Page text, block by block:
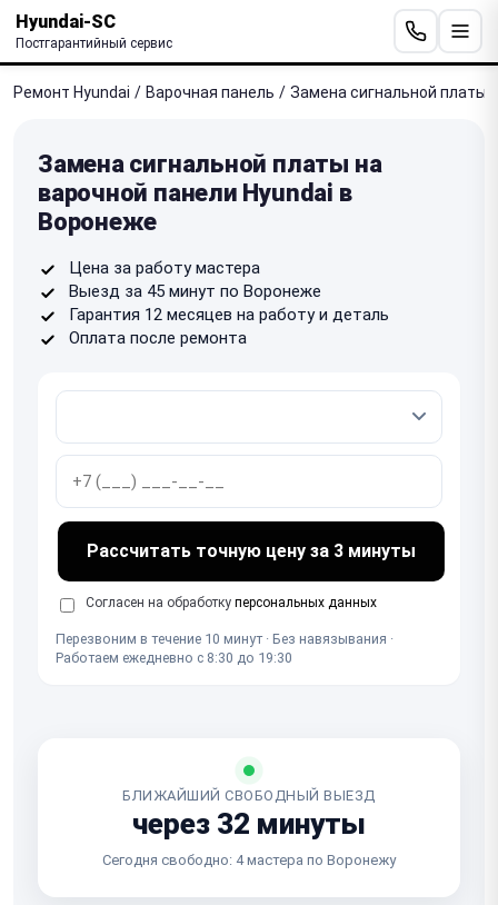
Hyundai-SC
Постгарантийный сервис
Ремонт Hyundai / Варочная панель / Замена сигнальной платы
Замена сигнальной платы на
варочной панели Hyundai в
Воронеже
Цена за работу мастера
Выезд за 45 минут по Воронеже
Гарантия 12 месяцев на работу и деталь
Оплата после ремонта
Рассчитать точную цену за 3 минуты
Согласен на обработку персональных данных
Перезвоним в течение 10 минут · Без навязывания ·
Работаем ежедневно с 8:30 до 19:30
БЛИЖАЙШИЙ СВОБОДНЫЙ ВЫЕЗД
через 32 минуты
Сегодня свободно: 4 мастера по Воронежу